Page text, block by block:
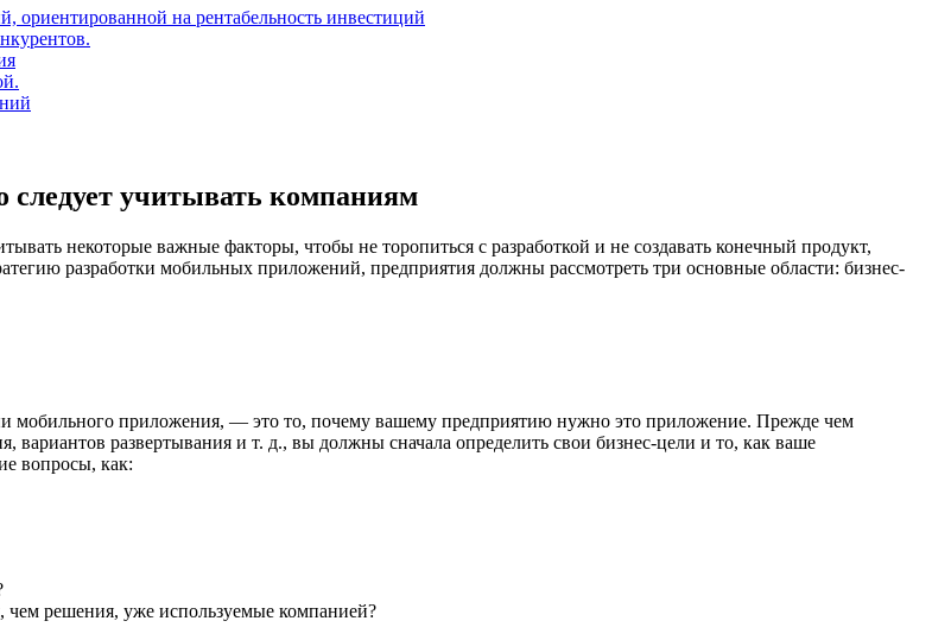
ориентированной на рентабельность инвестиций
следует учитывать компаниям
некоторые важные факторы, чтобы не торопиться с разработкой и не создавать конечный продукт,
разработки мобильных приложений, предприятия должны рассмотреть три основные области: бизнес-
мобильного приложения, — это то, почему вашему предприятию нужно это приложение. Прежде чем
вариантов развертывания и т. д., вы должны сначала определить свои бизнес-цели и то, как ваше
вопросы, как:
решения, уже используемые компанией?